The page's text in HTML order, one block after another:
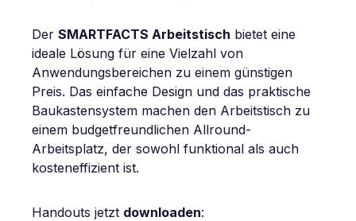
Der SMARTFACTS Arbeitstisch bietet eine
ideale Lösung für eine Vielzahl von
Anwendungsbereichen zu einem günstigen
Preis. Das einfache Design und das praktische
Baukastensystem machen den Arbeitstisch zu
einem budgetfreundlichen Allround-
Arbeitsplatz, der sowohl funktional als auch
kosteneffizient ist.
Handouts jetzt downloaden: